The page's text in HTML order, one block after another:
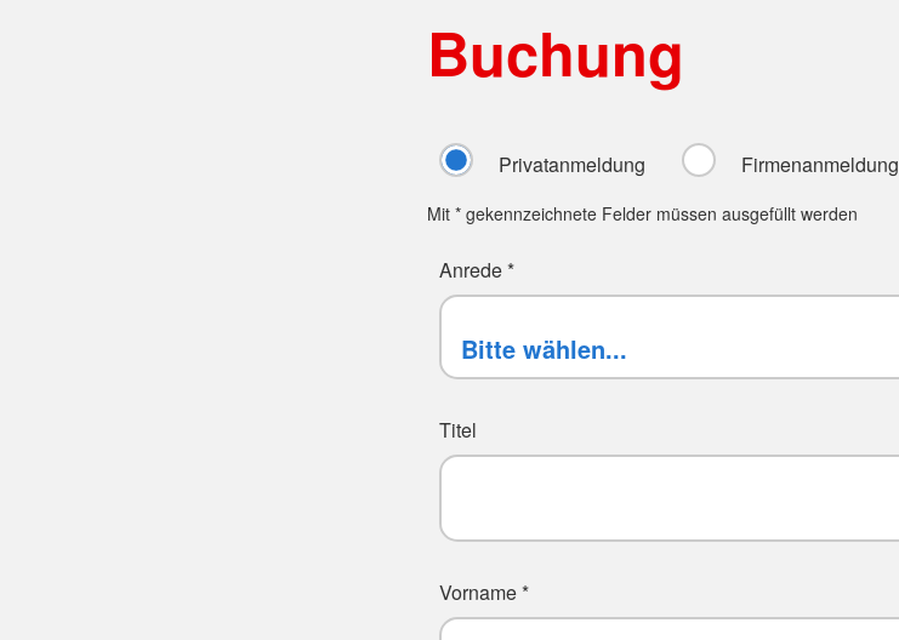
Buchung
Privatanmeldung Firmenanmeldung
Mit * gekennzeichnete Felder müssen ausgefüllt werden
Anrede *
Titel
Vorname *